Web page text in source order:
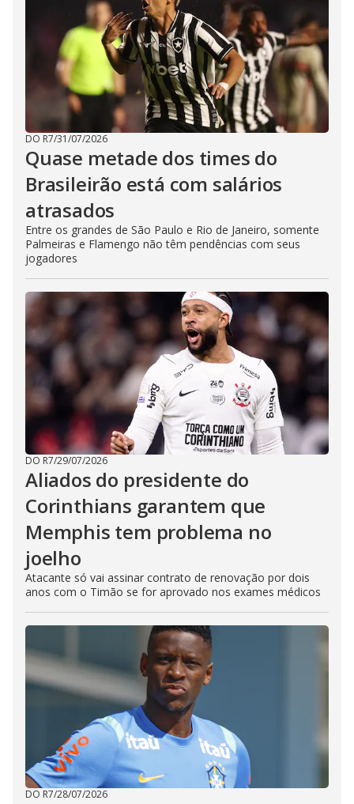
DO R7/31/07/2026
Quase metade dos times do
Brasileirão está com salários
atrasados
Entre os grandes de São Paulo e Rio de Janeiro, somente
Palmeiras e Flamengo não têm pendências com seus
jogadores
DO R7/29/07/2026
Aliados do presidente do
Corinthians garantem que
Memphis tem problema no
joelho
Atacante só vai assinar contrato de renovação por dois
anos com o Timão se for aprovado nos exames médicos
DO R7/28/07/2026